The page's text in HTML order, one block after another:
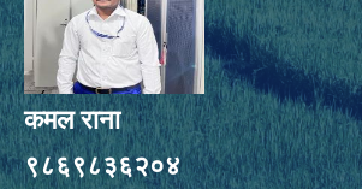
कमल राना
९८६९८३६२०४